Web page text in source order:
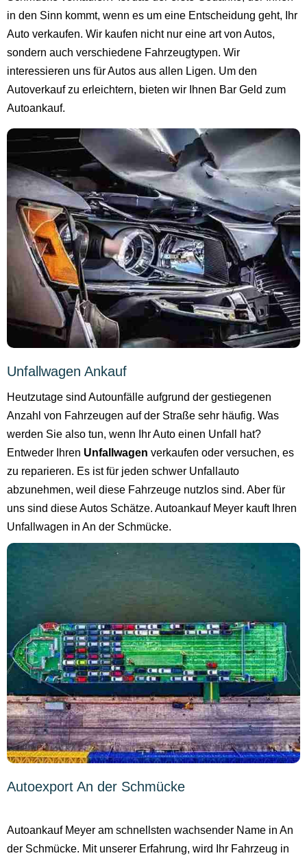
in den Sinn kommt, wenn es um eine Entscheidung geht, Ihr
Auto verkaufen. Wir kaufen nicht nur eine art von Autos,
sondern auch verschiedene Fahrzeugtypen. Wir
interessieren uns für Autos aus allen Ligen. Um den
Autoverkauf zu erleichtern, bieten wir Ihnen Bar Geld zum
Autoankauf.
Unfallwagen Ankauf
Heutzutage sind Autounfälle aufgrund der gestiegenen
Anzahl von Fahrzeugen auf der Straße sehr häufig. Was
werden Sie also tun, wenn Ihr Auto einen Unfall hat?
Entweder Ihren Unfallwagen verkaufen oder versuchen, es
zu reparieren. Es ist für jeden schwer Unfallauto
abzunehmen, weil diese Fahrzeuge nutzlos sind. Aber für
uns sind diese Autos Schätze. Autoankauf Meyer kauft Ihren
Unfallwagen in An der Schmücke.
Autoexport An der Schmücke
Autoankauf Meyer am schnellsten wachsender Name in An
der Schmücke. Mit unserer Erfahrung, wird Ihr Fahrzeug in